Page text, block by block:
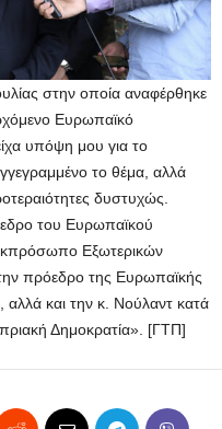
στην οποία αναφέρθηκε
Ευρωπαϊκό
υπόψη μου για το
το θέμα, αλλά
δυστυχώς.
του Ευρωπαϊκού
Εξωτερικών
πρόεδρο της Ευρωπαϊκής
και την κ. Νούλαντ κατά
Δημοκρατία». [ΓΤΠ]